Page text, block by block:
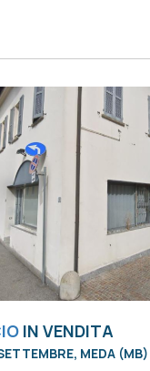
IN VENDITA
MEDA